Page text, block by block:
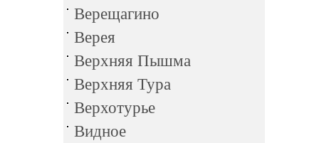
Верещагино
Верея
Верхняя Пышма
Верхняя Тура
Верхотурье
Видное